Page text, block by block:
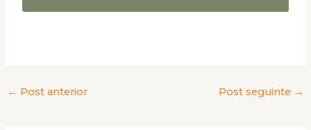
← Post anterior Post seguinte →